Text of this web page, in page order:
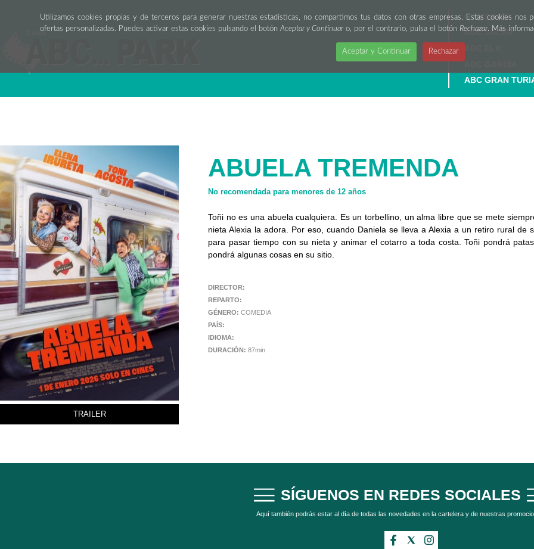
Utilizamos cookies propias y de terceros para generar nuestras estadísticas, no compartimos tus datos con otras empresas. Estas cookies
ofertas personalizadas. Puedes activar estas cookies pulsando el botónAceptar y Continuaro, por el contrario, pulsa el botón Rechazar. Más
Aceptar y Continuar Rechazar
CINES ABC
ABC SALER
ABC GANDÍA
ABC GRAN
ABUELA TREMENDA
No recomendada para menores de 12 años
TRAILER
Toñi no es una abuela cualquiera. Es un torbellino, un alma libre que se mete
nieta Alexia la adora. Por eso, cuando Daniela se lleva a Alexia a un retiro rural
para pasar tiempo con su nieta y animar el cotarro a toda costa. Toñi pondrá
pondrá algunas cosas en su sitio.
DIRECTOR:
REPARTO:
GÉNERO: COMEDIA
PAÍS:
IDIOMA:
DURACIÓN: 87min
SÍGUENOS EN REDES SOCIALES
Aquí también podrás estar al día de todas las novedades en la cartelera y de nuestras